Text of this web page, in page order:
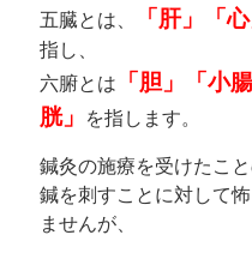
五臓とは、
「肝」「
指し、
六腑とは 「胆」「小
胱」 を指します。
鍼灸の施療を受けたこと
鍼を刺すことに対して
ませんが、